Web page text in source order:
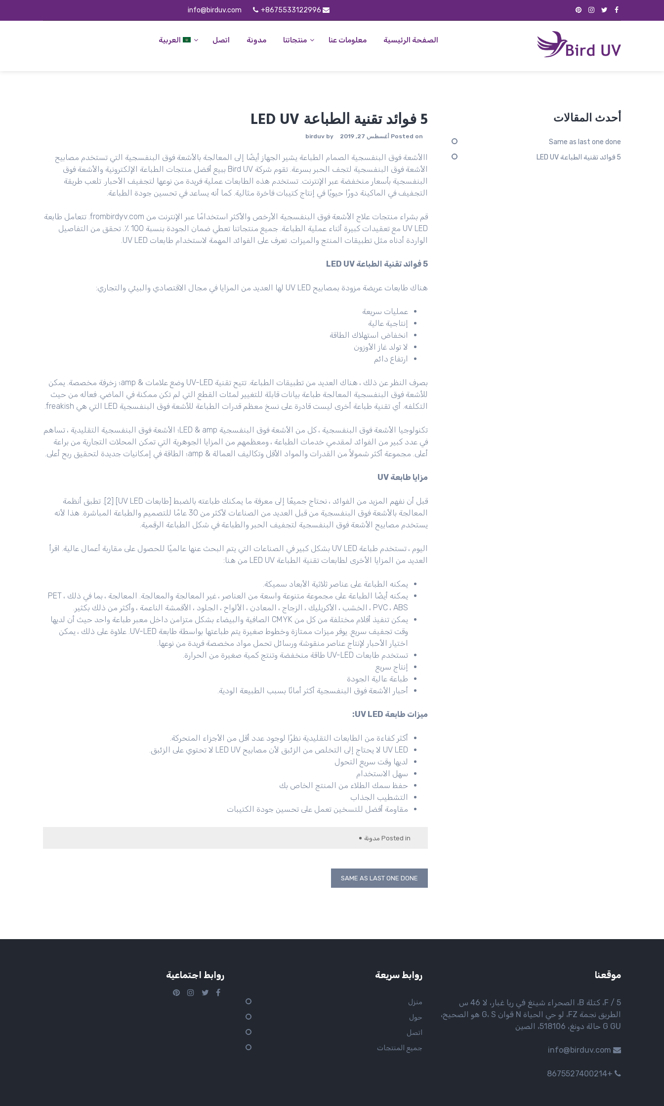
info@birduv.com +8675533122996
الصفحة الرئيسية معلومات عنا منتجاتنا مدونة اتصل العربية
5 فوائد تقنية الطباعة LED UV
Posted on أغسطس 27, 2019 birduv
ا الأشعة فوق البنفسجية الصمام الطباعة يشير الجهاز أيضًا إلى المعالجة بالأشعة فوق البنفسجية التي تستخدم مصابيح
الأشعة فوق البنفسجية لتجف الحبر بسرعة. تقوم شركة Bird UV ببيع أفضل منتجات الطباعة الإلكترونية والأشعة فوق
البنفسجية بأسعار منخفضة عبر الإنترنت. تستخدم هذه الطابعات عملية فريدة من نوعها لتجفيف الأحبار. تلعب طريقة
التجفيف في الماكينة دورًا حيويًا في إنتاج كتيبات فاخرة مثالية. كما أنه يساعد في تحسين جودة الطباعة.
قم بشراء منتجات علاج الأشعة فوق البنفسجية الأرخص والأكثر استخدامًا عبر الإنترنت من frombirdyv.com. تتعامل طابعة
UV LED مع تعقيدات كبيرة أثناء عملية الطباعة. جميع منتجاتنا تعطي ضمان الجودة بنسبة 100 ٪. تحقق من التفاصيل
الواردة أدناه مثل تطبيقات المنتج والميزات. تعرف على الفوائد المهمة لاستخدام طابعات UV LED.
5 فوائد تقنية الطباعة LED UV
هناك طابعات عريضة مزودة بمصابيح UV LED لها العديد من المزايا في مجال الاقتصادي والبيئي والتجاري:
عمليات سريعة
إنتاجية عالية
انخفاض استهلاك الطاقة
لا تولد غاز الأوزون
ارتفاع دائم
بصرف النظر عن ذلك ، هناك العديد من تطبيقات الطباعة. تتيح تقنية UV-LED وضع علامات & amp؛ زخرفة مخصصة. يمكن
للأشعة فوق البنفسجية المعالجة طباعة بيانات قابلة للتغيير لمئات القطع التي لم تكن ممكنة في الماضي. فعاله من حيث
التكلفه. أي تقنية طباعة أخرى ليست قادرة على نسخ معظم قدرات الطباعة للأشعة فوق البنفسجية LED التي هي freakish.
تكنولوجيا الأشعة فوق البنفسجية ، كل من الأشعة فوق البنفسجية LED & amp؛ الأشعة فوق البنفسجية التقليدية ، تساهم
في عدد كبير من الفوائد لمقدمي خدمات الطباعة ، ومعظمهم من المزايا الجوهرية التي تمكن المحلات التجارية من براعة
أعلى. مجموعة أكثر شمولاً من القدرات والمواد الأقل وتكاليف العمالة & amp؛ الطاقة في إمكانيات جديدة لتحقيق ربح أعلى.
مزايا طابعة UV
قبل أن نفهم المزيد من الفوائد ، نحتاج جميعًا إلى معرفة ما يمكنك طباعته بالضبط [طابعات UV LED] [2]. تطبق أنظمة
المعالجة بالأشعة فوق البنفسجية من قبل العديد من الصناعات لأكثر من 30 عامًا للتصميم والطباعة المباشرة. هذا لأنه
يستخدم مصابيح الأشعة فوق البنفسجية لتجفيف الحبر والطباعة في شكل الطباعة الرقمية.
اليوم ، تستخدم طباعة UV LED بشكل كبير في الصناعات التي يتم البحث عنها عالميًا للحصول على مقاربة أعمال عالية. اقرأ
العديد من المزايا الأخرى لطابعات تقنية الطباعة LED UV من هنا:
يمكنه الطباعة على عناصر ثلاثية الأبعاد سميكة.
يمكنه أيضًا الطباعة على مجموعة متنوعة واسعة من العناصر ، غير المعالجة والمعالجة. المعالجة ، بما في ذلك PET ،
PVC ، ABS ، الخشب ، الأكريليك ، الزجاج ، المعادن ، الألواح ، الجلود ، الأقمشة الناعمة ، وأكثر من ذلك بكثير.
يمكن تنفيذ أفلام مختلفة من كل من CMYK الصافية والبيضاء بشكل متزامن داخل معبر طباعة واحد حيث أن لديها
وقت تجفيف سريع. يوفر ميزات ممتازة وخطوط صغيرة يتم طباعتها بواسطة طابعة UV-LED. علاوة على ذلك ، يمكن
اختيار الأحبار لإنتاج عناصر منقوشة ورسائل تحمل مواد مخصصة فريدة من نوعها.
تستخدم طابعات UV-LED طاقة منخفضة وتنتج كمية صغيرة من الحرارة.
إنتاج سريع
طباعة عالية الجودة
أحبار الأشعة فوق البنفسجية أكثر أمانًا بسبب الطبيعة الودية.
ميزات طابعة UV LED:
أكثر كفاءة من الطابعات التقليدية نظرًا لوجود عدد أقل من الأجزاء المتحركة.
UV LED لا يحتاج إلى التخلص من الزئبق لأن مصابيح LED UV لا تحتوي على الزئبق.
لديها وقت سريع التحول
سهل الاستخدام
حفظ سمك الطلاء من المنتج الخاص بك
التشطيب الجذاب
مقاومة أفضل للتسخين تعمل على تحسين جودة الكتيبات
Posted in مدونة
SAME AS LAST ONE DONE
أحدث المقالات
Same as last one done
5 فوائد تقنية الطباعة LED UV
روابط اجتماعية روابط سريعة
منزل
حول
اتصل
جميع المنتجات
موقعنا
5 / F، كتلة B، الصحراء شينغ في ريا غبار، لا 46 س
الطريق نجمة FZ، لو حي الحياة N قوان G، S هو الصحيح،
G GU حالة دونغ، 518106، الصين
info@birduv.com
+8675527400214